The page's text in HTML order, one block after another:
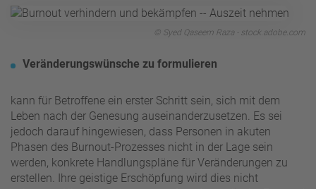
© Syed Qaseem Raza - stock.adobe.com
Veränderungswünsche zu formulieren
kann für Betroffene ein erster Schritt sein, sich mit dem
Leben nach der Genesung auseinanderzusetzen. Es sei
jedoch darauf hingewiesen, dass Personen in akuten
Phasen des Burnout-Prozesses nicht in der Lage sein
werden, konkrete Handlungspläne für Veränderungen zu
erstellen. Ihre geistige Erschöpfung wird dies nicht